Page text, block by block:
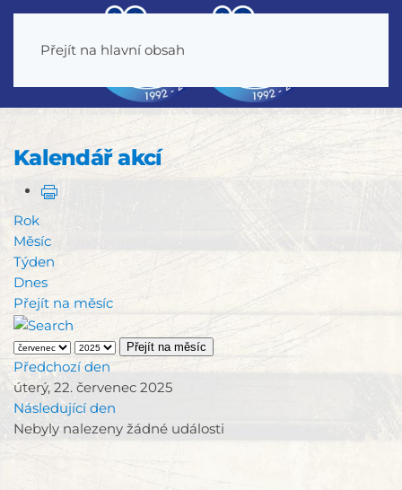
Přejít na hlavní obsah
Kalendář akcí
Rok
Měsíc
Týden
Dnes
Přejít na měsíc
Přejít na měsíc
Předchozí den
úterý, 22. červenec 2025
Následující den
Nebyly nalezeny žádné události